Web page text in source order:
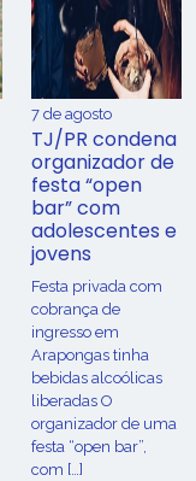
7 de agosto
TJ/PR condena
organizador de
festa “open
bar” com
adolescentes e
jovens
Festa privada com
cobrança de
ingresso em
Arapongas tinha
bebidas alcoólicas
liberadas O
organizador de uma
festa “open bar”,
com […]